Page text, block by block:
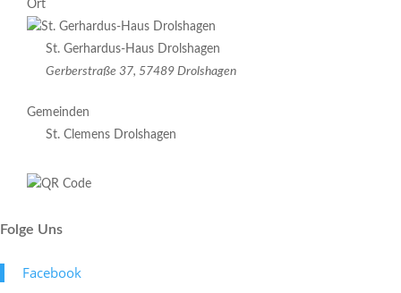
Ort
St. Gerhardus-Haus Drolshagen
Gerberstraße 37, 57489 Drolshagen
Gemeinden
St. Clemens Drolshagen
Folge Uns
Face­book